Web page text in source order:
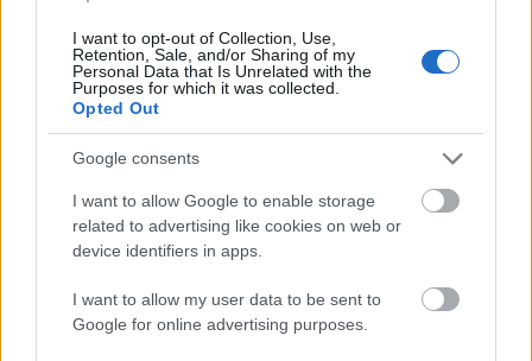
I want to opt-out of Collection, Use,
Retention, Sale, and/or Sharing of my
Personal Data that Is Unrelated with the
Purposes for which it was collected.
Opted Out
Google consents
I want to allow Google to enable storage
related to advertising like cookies on web or
device identifiers in apps.
I want to allow my user data to be sent to
Google for online advertising purposes.
Puccs az eurózónában - a klub,
ahova tegnap óta kevésbé érdemes
tartozni
Bármit is hozzon a jövő Görögországban és az